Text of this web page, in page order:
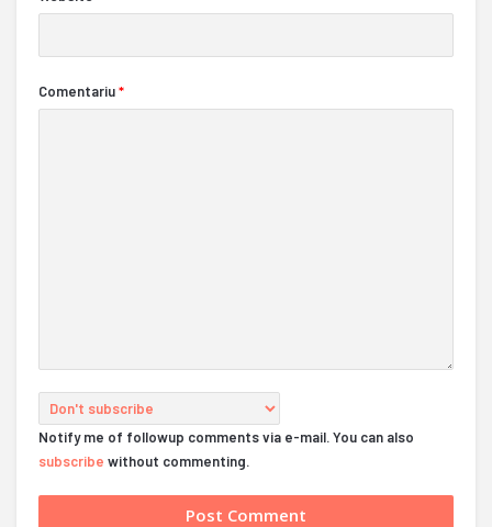
Comentariu*
Notify me of followup comments via e-mail. You can also
subscribe without commenting.